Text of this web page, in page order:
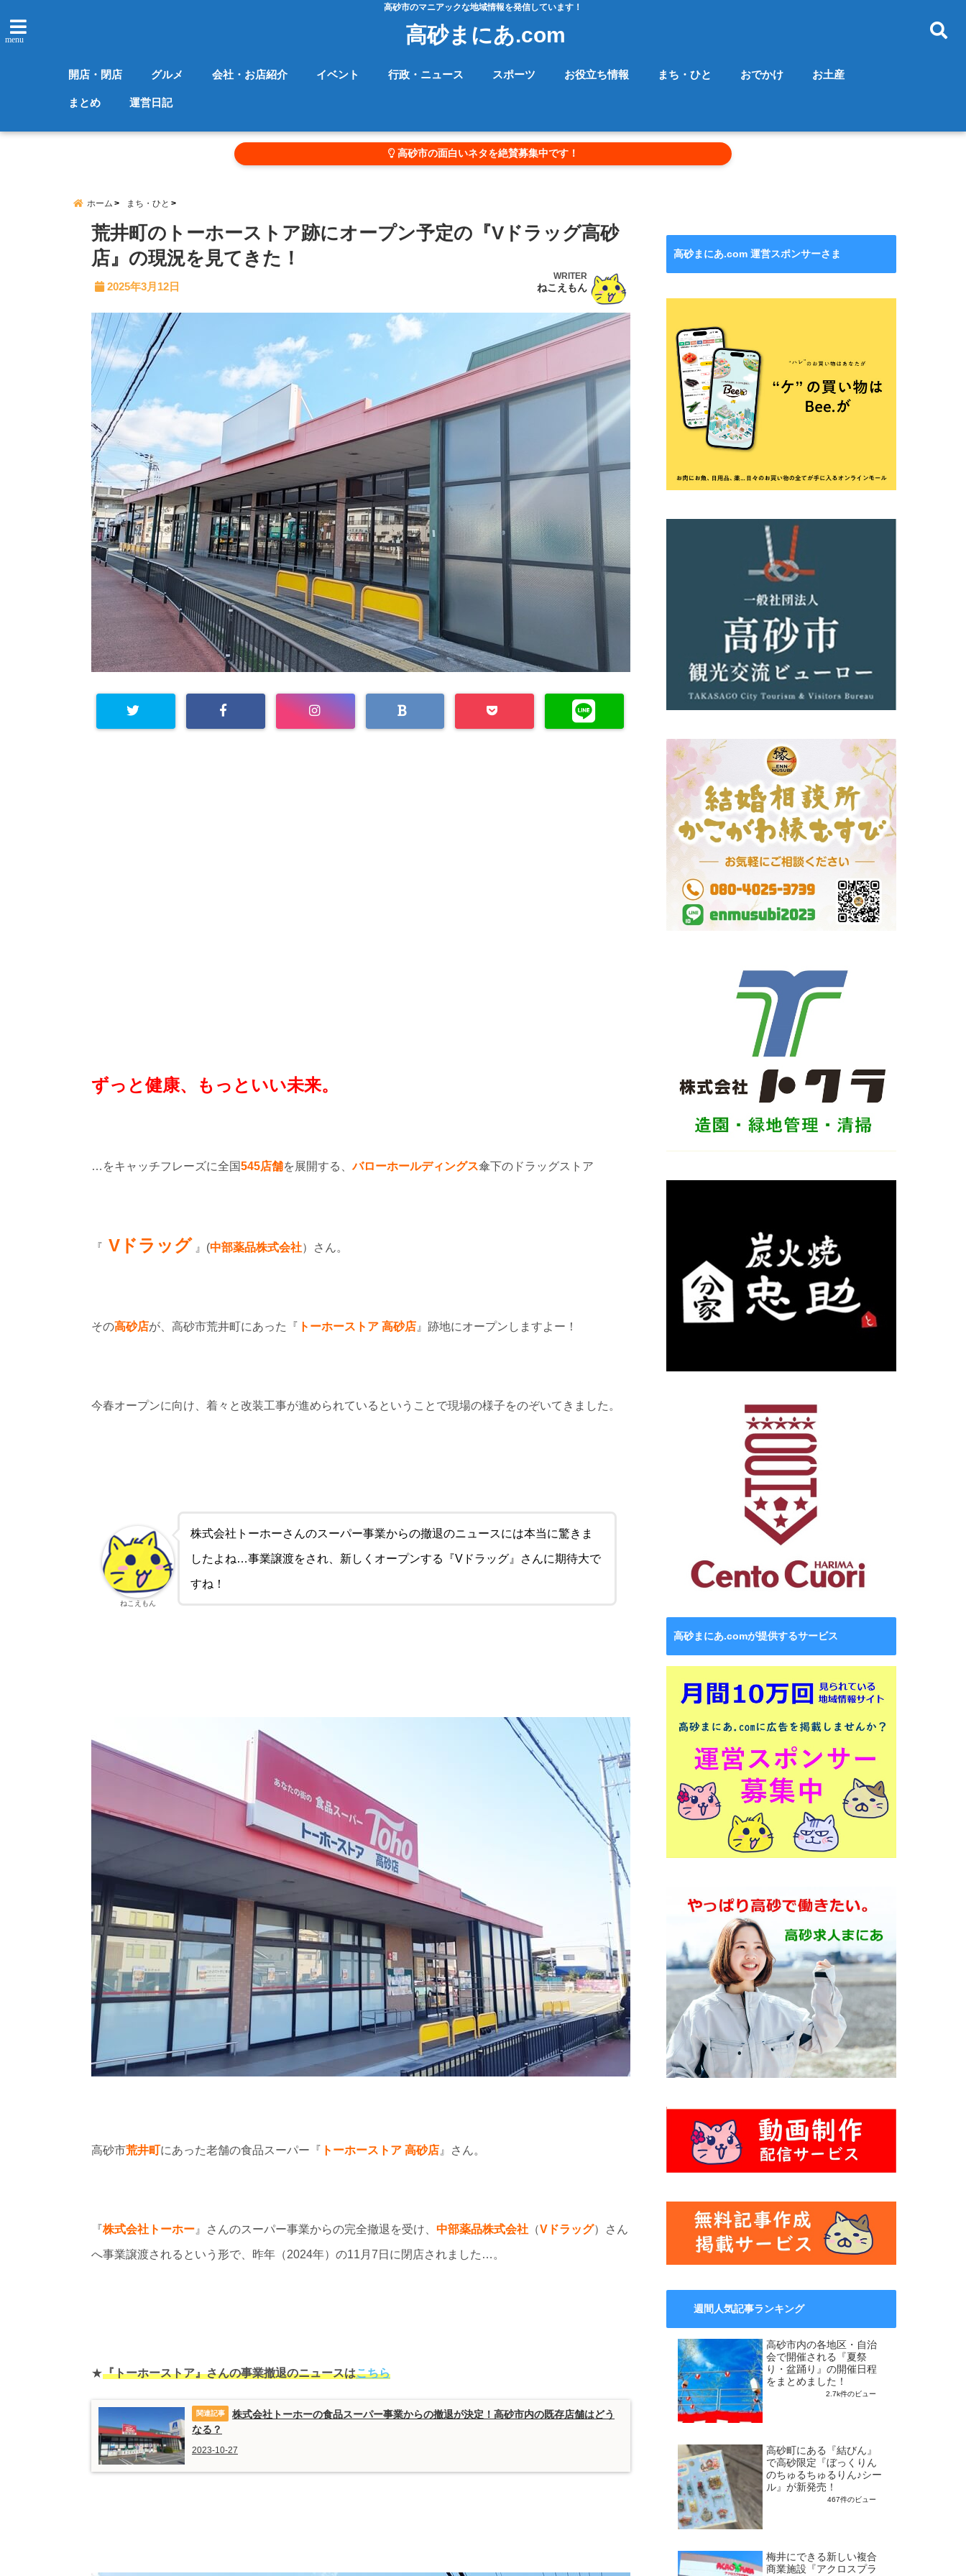
高砂市のマニアックな地域情報を発信しています！
menu 高砂まにあ.com
開店・閉店 グルメ 会社・お店紹介 イベント 行政・ニュース スポーツ お役立ち情報 まち・ひと おでかけ お土産
まとめ 運営日記
高砂市の面白いネタを絶賛募集中です！
ホーム まち・ひと
荒井町のトーホーストア跡にオープン予定の『Vドラッグ高砂
店』の現況を見てきた！
2025年3月12日
WRITER
ねこえもん
ずっと健康、もっといい未来。
…をキャッチフレーズに全国545店舗を展開する、バローホールディングス傘下のドラッグストア
『 Vドラッグ 』(中部薬品株式会社）さん。
その高砂店が、高砂市荒井町にあった『 トーホーストア 高砂店 』跡地にオープンしますよー！
今春オープンに向け、着々と改装工事が進められているということで現場の様子をのぞいてきました。
株式会社トーホーさんのスーパー事業からの撤退のニュースには本当に驚きま
したよね…事業譲渡をされ、新しくオープンする『Vドラッグ』さんに期待大で
すね！
ねこえもん
高砂市荒井町にあった老舗の食品スーパー『 トーホーストア 高砂店 』さん。
『株式会社 トーホー 』さんのスーパー事業からの完全撤退を受け、 中部薬品株式会社 （Vドラッグ）さん
へ事業譲渡されるという形で、昨年（2024年）の11月7日に閉店されました…。
★『トーホーストア』さんの事業撤退のニュースはこちら
株式会社トーホーの食品スーパー事業からの撤退が決定！高砂市内の既存店舗はどう
なる？
2023-10-27
高砂まにあ.com 運営スポンサーさま
高砂まにあ.comが提供するサービス
週間人気記事ランキング
高砂市内の各地区・自治
会で開催される『夏祭
り・盆踊り』の開催日程
をまとめました！
2.7k件のビュー
高砂町にある『結びん』
で高砂限定『ぼっくりん
のちゅるちゅるりん♪シー
ル』が新発売！
467件のビュー
梅井にできる新しい複合
商業施設『アクロスプラ